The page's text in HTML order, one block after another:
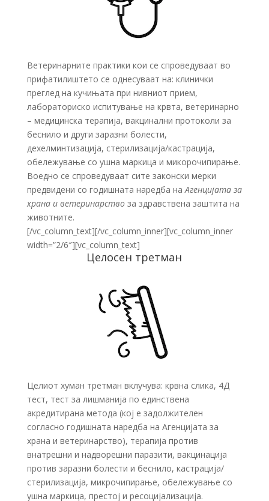
Ветеринарните практики кои се спроведуваат во
прифатилиштето се однесуваат на: клинички
преглед на кучињата при нивниот прием,
лабораториско испитување на крвта, ветеринарно
– медицинска терапија, вакцинални протоколи за
беснило и други заразни болести,
дехелминтизација, стерилизација/кастрација,
обележување со ушна маркица и микорочипирање.
Воедно се спроведуваат сите законски мерки
предвидени со годишната наредба наАгенцијата за
храна и ветеринарствоза здравствена заштита на
животните.
[/vc_column_text][/vc_column_inner][vc_column_inner
width=”2/6″][vc_column_text]
Целосен третман
Целиот хуман третман вклучува: крвна слика, 4Д
тест, тест за лишманија по единствена
акредитирана метода (кој е задолжителен
согласно годишната наредба на Агенцијата за
храна и ветеринарство), терапија против
внатрешни и надворешни паразити, вакцинација
против заразни болести и беснило, кастрација/
стерилизација, микрочипирање, обележување со
ушна маркица, престој и ресоцијализација.